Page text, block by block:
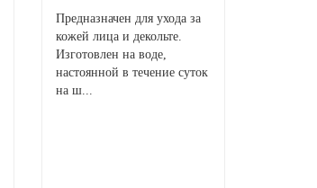
Предназначен для ухода за
кожей лица и декольте.
Изготовлен на воде,
настоянной в течение суток
на ш...